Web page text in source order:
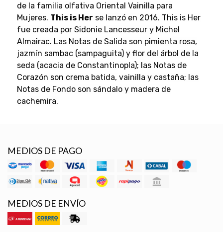
de la familia olfativa Oriental Vainilla para
Mujeres. This is Her se lanzó en 2016. This is Her
fue creada por Sidonie Lancesseur y Michel
Almairac. Las Notas de Salida son pimienta rosa,
jazmín sambac (sampaguita) y flor del árbol de la
seda (acacia de Constantinopla); las Notas de
Corazón son crema batida, vainilla y castaña; las
Notas de Fondo son sándalo y madera de
cachemira.
MEDIOS DE PAGO
MEDIOS DE ENVÍO